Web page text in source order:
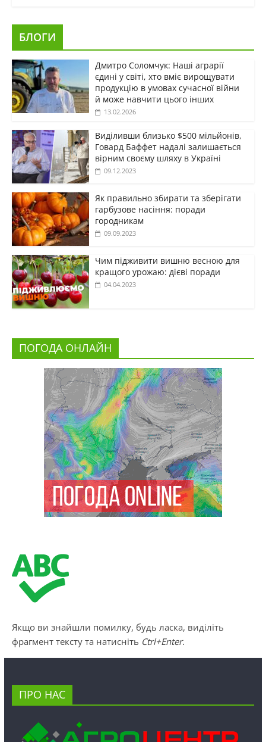
БЛОГИ
Дмитро Соломчук: Наші аграрії
єдині у світі, хто вміє вирощувати
продукцію в умовах сучасної війни
й може навчити цього інших
13.02.2026
Виділивши близько $500 мільйонів,
Говард Баффет надалі залишається
вірним своєму шляху в Україні
09.12.2023
Як правильно збирати та зберігати
гарбузове насіння: поради
городникам
09.09.2023
Чим підживити вишню весною для
кращого урожаю: дієві поради
04.04.2023
ПОГОДА ОНЛАЙН
Якщо ви знайшли помилку, будь ласка, виділіть
фрагмент тексту та натисніть Ctrl+Enter.
ПРО НАС